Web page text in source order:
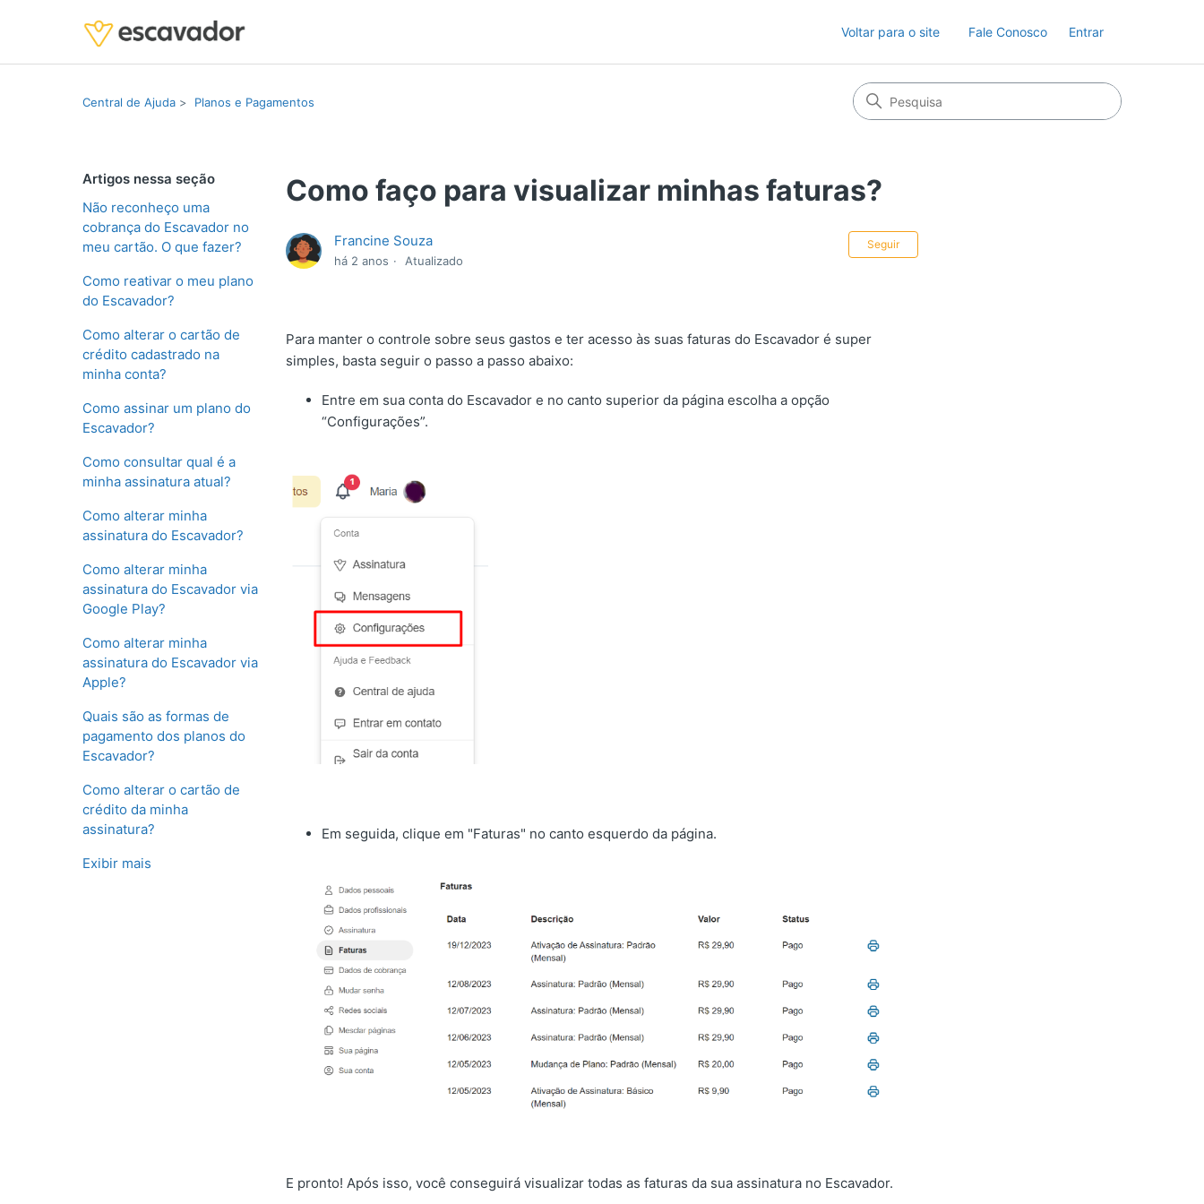
Voltar para o site Fale Conosco Entrar
Central de Ajuda Planos e Pagamentos
Artigos nessa seção
Não reconheço uma
cobrança do Escavador no
meu cartão. O que fazer?
Como reativar o meu plano
do Escavador?
Como alterar o cartão de
crédito cadastrado na
minha conta?
Como assinar um plano do
Escavador?
Como consultar qual é a
minha assinatura atual?
Como alterar minha
assinatura do Escavador?
Como alterar minha
assinatura do Escavador via
Google Play?
Como alterar minha
assinatura do Escavador via
Apple?
Quais são as formas de
pagamento dos planos do
Escavador?
Como alterar o cartão de
crédito da minha
assinatura?
Exibir mais
Como faço para visualizar minhas faturas?
Francine Souza
há 2 anos Atualizado
Seguir
Para manter o controle sobre seus gastos e ter acesso às suas faturas do Escavador é super
simples, basta seguir o passo a passo abaixo:
Entre em sua conta do Escavador e no canto superior da página escolha a opção
“Configurações”.
Em seguida, clique em "Faturas" no canto esquerdo da página.
E pronto! Após isso, você conseguirá visualizar todas as faturas da sua assinatura no Escavador.